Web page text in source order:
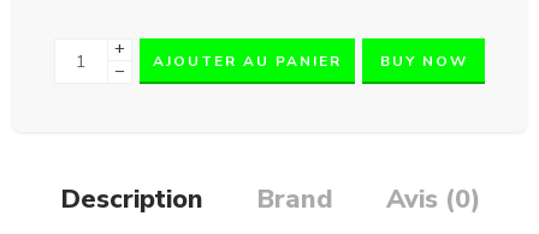
+
−
AJOUTER AU PANIER BUY NOW
Description Brand Avis (0)